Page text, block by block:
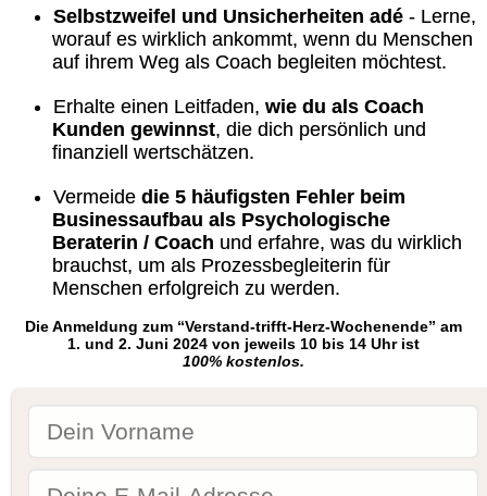
Selbstzweifel und Unsicherheiten adé - Lerne,
worauf es wirklich ankommt, wenn du Menschen
auf ihrem Weg als Coach begleiten möchtest.
Erhalte einen Leitfaden, wie du als Coach
Kunden gewinnst, die dich persönlich und
finanziell wertschätzen.
​Vermeide die 5 häufigsten Fehler beim
Businessaufbau als Psychologische
Beraterin / Coach und erfahre, was du wirklich
brauchst, um als Prozessbegleiterin für
Menschen erfolgreich zu werden.
Die Anmeldung zum “Verstand-trifft-Herz-Wochenende” am
1. und 2. Juni 2024 von jeweils 10 bis 14 Uhr ist
100% kostenlos.